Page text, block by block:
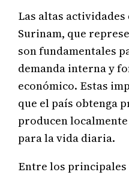
Las altas
Surinam, que
son fundamentales
demanda interna y
económico. Estas
que el país obtenga
producen
para la vida diaria.
Entre los